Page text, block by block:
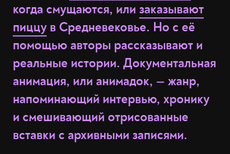
когда смущаются, или заказывают
пиццу в Средневековье. Но с её
помощью авторы рассказывают и
реальные истории. Документальная
анимация, или анимадок, — жанр,
напоминающий интервью, хронику
и смешивающий отрисованные
вставки с архивными записями.